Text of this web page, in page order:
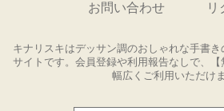
お問い合わせ リ
キナリスキはデッサン調のおしゃれな手書
サイトです。会員登録や利用報告なしで、
幅広くご利用いただけま